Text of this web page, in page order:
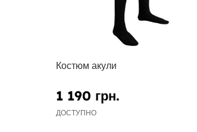
Костюм акули
1 190 грн.
ДОСТУПНО